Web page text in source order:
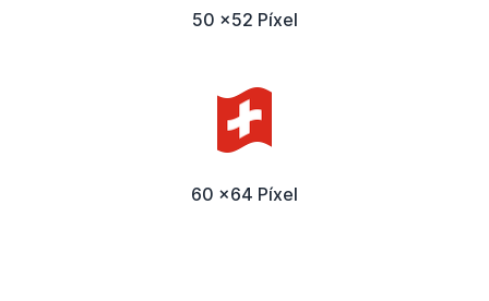
50 x52 Píxel
60 x64 Píxel